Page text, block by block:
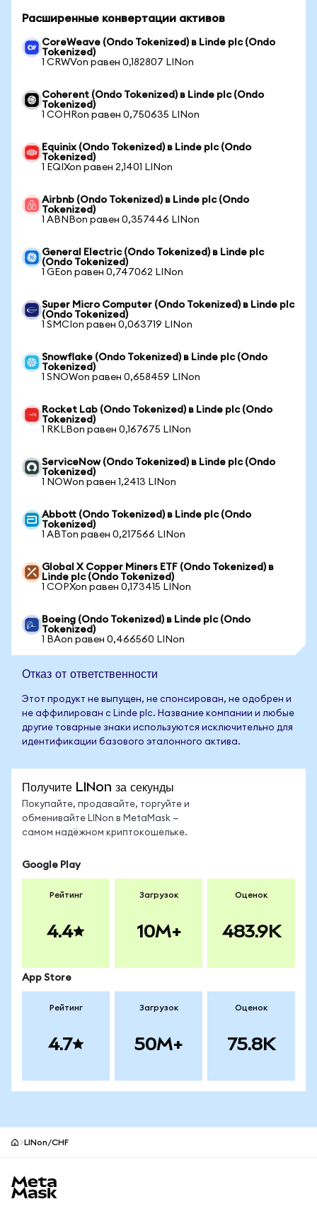
Расширенные конвертации активов
CoreWeave (Ondo Tokenized) в Linde plc (Ondo
Tokenized)
1 CRWVon равен 0,182807 LINon
Coherent (Ondo Tokenized) в Linde plc (Ondo
Tokenized)
1 COHRon равен 0,750635 LINon
Equinix (Ondo Tokenized) в Linde plc (Ondo
Tokenized)
1 EQIXon равен 2,1401 LINon
Airbnb (Ondo Tokenized) в Linde plc (Ondo
Tokenized)
1 ABNBon равен 0,357446 LINon
General Electric (Ondo Tokenized) в Linde plc
(Ondo Tokenized)
1 GEon равен 0,747062 LINon
Super Micro Computer (Ondo Tokenized) в Linde plc
(Ondo Tokenized)
1 SMCIon равен 0,063719 LINon
Snowflake (Ondo Tokenized) в Linde plc (Ondo
Tokenized)
1 SNOWon равен 0,658459 LINon
Rocket Lab (Ondo Tokenized) в Linde plc (Ondo
Tokenized)
1 RKLBon равен 0,167675 LINon
ServiceNow (Ondo Tokenized) в Linde plc (Ondo
Tokenized)
1 NOWon равен 1,2413 LINon
Abbott (Ondo Tokenized) в Linde plc (Ondo
Tokenized)
1 ABTon равен 0,217566 LINon
Global X Copper Miners ETF (Ondo Tokenized) в
Linde plc (Ondo Tokenized)
1 COPXon равен 0,173415 LINon
Boeing (Ondo Tokenized) в Linde plc (Ondo
Tokenized)
1 BAon равен 0,466560 LINon
Отказ от ответственности
Этот продукт не выпущен, не спонсирован, не одобрен и
не аффилирован с Linde plc. Название компании и любые
другие товарные знаки используются исключительно для
идентификации базового эталонного актива.
Получите LINon за секунды
Покупайте, продавайте, торгуйте и
обменивайте LINon в MetaMask —
самом надёжном криптокошельке.
Google Play
Рейтинг
4.4
Загрузок
10M+
Оценок
483.9K
App Store
Рейтинг
4.7
Загрузок
50M+
Оценок
75.8K
LINon/CHF